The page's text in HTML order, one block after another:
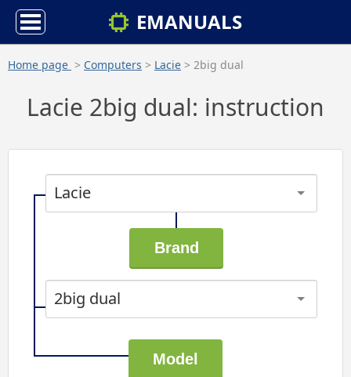
EMANUALS
Home page > Computers > Lacie > 2big dual
Lacie 2big dual: instruction
Lacie
2big dual